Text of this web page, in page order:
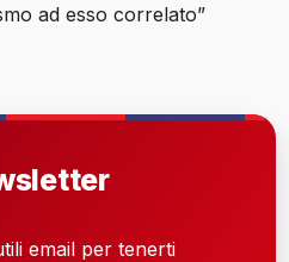
ad esso correlato”
email per tenerti